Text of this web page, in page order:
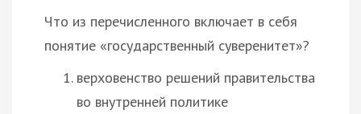
Что из перечисленного включает в себя
понятие «государственный суверенитет»?
верховенство решений правительства
во внутренней политике